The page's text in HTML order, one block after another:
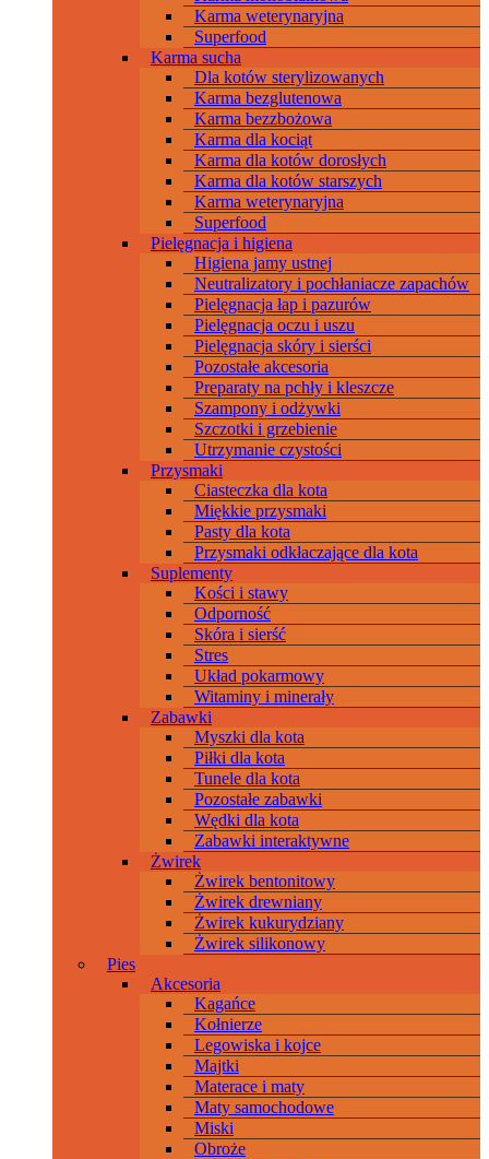
Karma weterynaryjna
Superfood
Karma sucha
Dla kotów sterylizowanych
Karma bezglutenowa
Karma bezzbożowa
Karma dla kociąt
Karma dla kotów dorosłych
Karma dla kotów starszych
Karma weterynaryjna
Superfood
Pielęgnacja i higiena
Higiena jamy ustnej
Neutralizatory i pochłaniacze zapachów
Pielęgnacja łap i pazurów
Pielęgnacja oczu i uszu
Pielęgnacja skóry i sierści
Pozostałe akcesoria
Preparaty na pchły i kleszcze
Szampony i odżywki
Szczotki i grzebienie
Utrzymanie czystości
Przysmaki
Ciasteczka dla kota
Miękkie przysmaki
Pasty dla kota
Przysmaki odkłaczające dla kota
Suplementy
Kości i stawy
Odporność
Skóra i sierść
Stres
Układ pokarmowy
Witaminy i minerały
Zabawki
Myszki dla kota
Piłki dla kota
Tunele dla kota
Pozostałe zabawki
Wędki dla kota
Zabawki interaktywne
Żwirek
Żwirek bentonitowy
Żwirek drewniany
Żwirek kukurydziany
Żwirek silikonowy
Pies
Akcesoria
Kagańce
Kołnierze
Legowiska i kojce
Majtki
Materace i maty
Maty samochodowe
Miski
Obroże